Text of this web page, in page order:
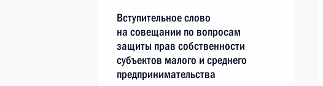
Вступительное слово
на совещании по вопросам
защиты прав собственности
субъектов малого и среднего
предпринимательства